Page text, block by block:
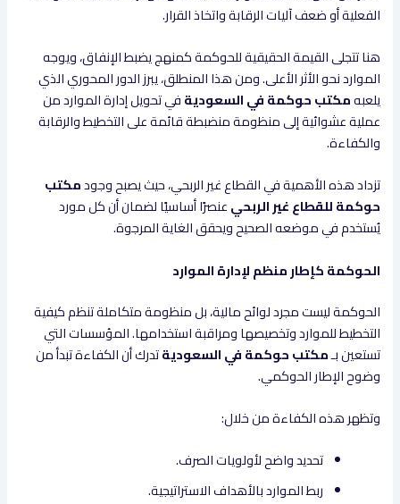
الفعلية أو ضعف آليات الرقابة واتخاذ القرار.
هنا تتجلى القيمة الحقيقية للحوكمة كمنهج يضبط الإنفاق، ويوجه
الموارد نحو الأثر الأعلى. ومن هذا المنطلق، يبرز الدور المحوري الذي
يلعبهمكتب حوكمة في السعوديةفي تحويل إدارة الموارد من
عملية عشوائية إلى منظومة منضبطة قائمة على التخطيط والرقابة
والكفاءة.
تزداد هذه الأهمية في القطاع غير الربحي، حيث يصبح وجودمكتب
حوكمة للقطاع غير الربحيعنصرًا أساسيًا لضمان أن كل مورد
يُستخدم في موضعه الصحيح ويحقق الغاية المرجوة.
الحوكمة كإطار منظم لإدارة الموارد
الحوكمة ليست مجرد لوائح مالية، بل منظومة متكاملة تنظم كيفية
التخطيط للموارد وتخصيصها ومراقبة استخدامها. المؤسسات التي
تستعين بـمكتب حوكمة في السعوديةتدرك أن الكفاءة تبدأ من
وضوح الإطار الحوكمي.
وتظهر هذه الكفاءة من خلال:
تحديد واضح لأولويات الصرف.
ربط الموارد بالأهداف الاستراتيجية.